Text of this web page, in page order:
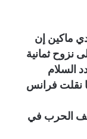
ماكين إن
نزوح ثمانية
السلام
نقلت فرانس
الحرب في